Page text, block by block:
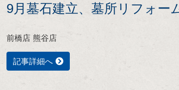
9月墓石建立、墓所リフォー
前橋店 熊谷店
記事詳細へ